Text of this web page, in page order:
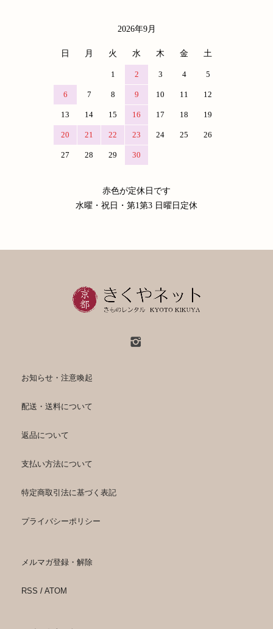
2026年9月
日 月 火 水 木 金 土
1 2 3 4 5
6 7 8 9 10 11 12
13 14 15 16 17 18 19
20 21 22 23 24 25 26
27 28 29 30
赤色が定休日です
水曜・祝日・第1第3 日曜日定休
お知らせ・注意喚起
配送・送料について
返品について
支払い方法について
特定商取引法に基づく表記
プライバシーポリシー
メルマガ登録・解除
RSS / ATOM